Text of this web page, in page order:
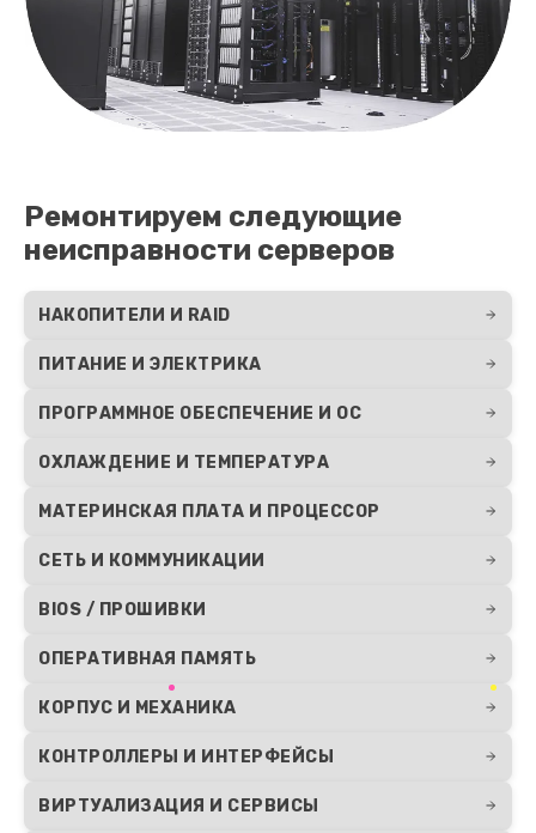
Ремонтируем следующие
неисправности серверов
НАКОПИТЕЛИ И RAID
ПИТАНИЕ И ЭЛЕКТРИКА
ПРОГРАММНОЕ ОБЕСПЕЧЕНИЕ И ОС
ОХЛАЖДЕНИЕ И ТЕМПЕРАТУРА
МАТЕРИНСКАЯ ПЛАТА И ПРОЦЕССОР
СЕТЬ И КОММУНИКАЦИИ
BIOS / ПРОШИВКИ
ОПЕРАТИВНАЯ ПАМЯТЬ
КОРПУС И МЕХАНИКА
КОНТРОЛЛЕРЫ И ИНТЕРФЕЙСЫ
ВИРТУАЛИЗАЦИЯ И СЕРВИСЫ